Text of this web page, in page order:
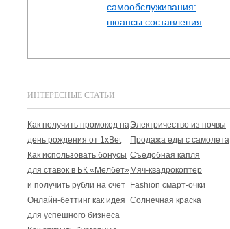
самообслуживания:
нюансы составления
ИНТЕРЕСНЫЕ СТАТЬИ
Как получить промокод на
день рождения от 1xBet
Как использовать бонусы
для ставок в БК «Мелбет»
и получить рубли на счет
Онлайн-беттинг как идея
для успешного бизнеса
Электричество из почвы
Продажа еды с самолета
Съедобная капля
Мяч-квадрокоптер
Fashion смарт-очки
Солнечная краска